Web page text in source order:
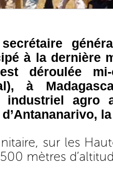
à la dernière
déroulée
à
industriel agro
sur les
mètres